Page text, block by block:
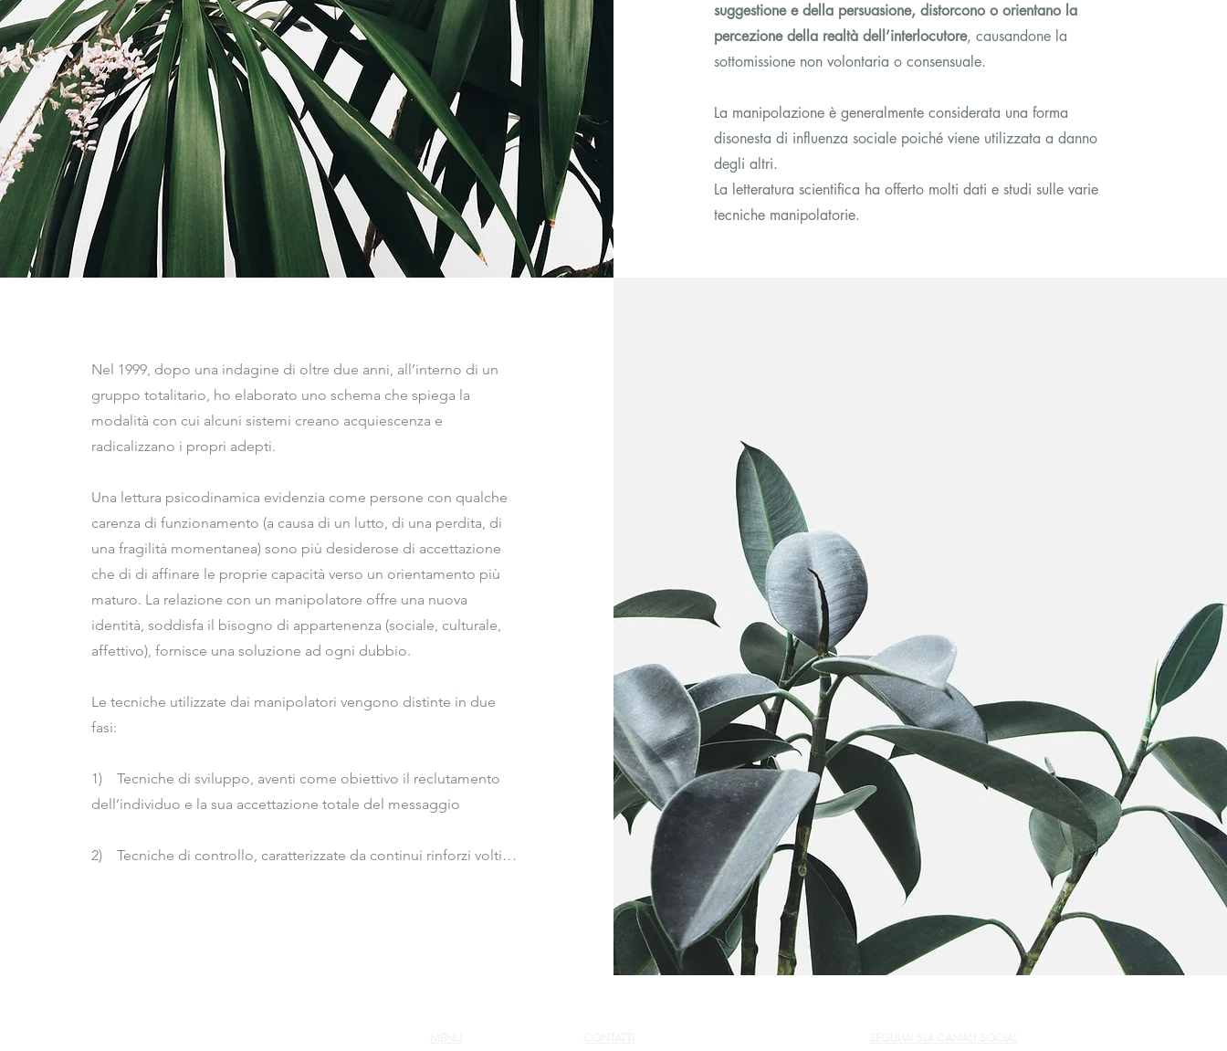
suggestione e della persuasione, distorcono o orientano la
percezione della realtà dell’interlocutore, causandone la
sottomissione non volontaria o consensuale.
La manipolazione è generalmente considerata una forma
disonesta di influenza sociale poiché viene utilizzata a danno
degli altri.
La letteratura scientifica ha offerto molti dati e studi sulle varie
tecniche manipolatorie.
Nel 1999, dopo una indagine di oltre due anni, all’interno di un
gruppo totalitario, ho elaborato uno schema che spiega la
modalità con cui alcuni sistemi creano acquiescenza e
radicalizzano i propri adepti.
Una lettura psicodinamica evidenzia come persone con qualche
carenza di funzionamento (a causa di un lutto, di una perdita, di
una fragilità momentanea) sono più desiderose di accettazione
che di di affinare le proprie capacità verso un orientamento più
maturo. La relazione con un manipolatore offre una nuova
identità, soddisfa il bisogno di appartenenza (sociale, culturale,
affettivo), fornisce una soluzione ad ogni dubbio.
Le tecniche utilizzate dai manipolatori vengono distinte in due
fasi:
1)    Tecniche di sviluppo, aventi come obiettivo il reclutamento
dell’individuo e la sua accettazione totale del messaggio
2)    Tecniche di controllo, caratterizzate da continui rinforzi volti al